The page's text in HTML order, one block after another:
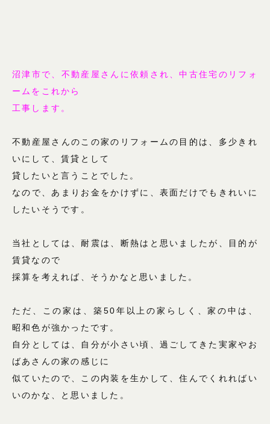
沼津市で、不動産屋さんに依頼され、中古住宅のリフォ
ームをこれから
工事します。
不動産屋さんのこの家のリフォームの目的は、多少きれ
いにして、賃貸として
貸したいと言うことでした。
なので、あまりお金をかけずに、表面だけでもきれいに
したいそうです。
当社としては、耐震は、断熱はと思いましたが、目的が
賃貸なので
採算を考えれば、そうかなと思いました。
ただ、この家は、築50年以上の家らしく、家の中は、
昭和色が強かったです。
自分としては、自分が小さい頃、過ごしてきた実家やお
ばあさんの家の感じに
似ていたので、この内装を生かして、住んでくれればい
いのかな、と思いました。